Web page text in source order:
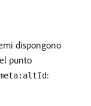
dispongono
punto
: